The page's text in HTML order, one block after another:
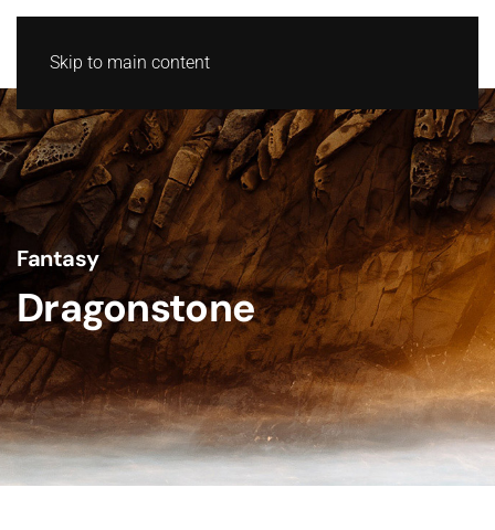
Skip to main content
Fantasy
Dragonstone